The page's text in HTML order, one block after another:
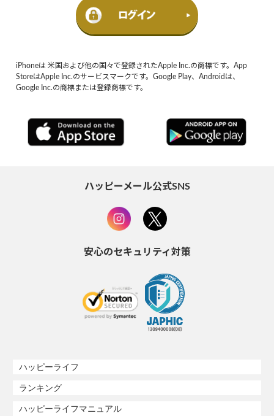
iPhoneは 米国および他の国々で登録されたApple Inc.の商標です。App
StoreはApple Inc.のサービスマークです。Google Play、Androidは、
Google Inc.の商標または登録商標です。
ハッピーメール公式SNS
安心のセキュリティ対策
ハッピーライフ
ランキング
ハッピーライフマニュアル